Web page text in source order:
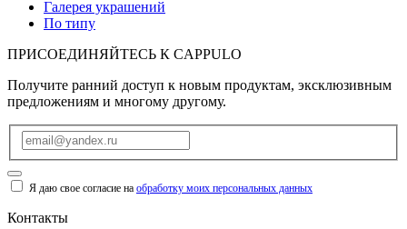
Галерея украшений
По типу
ПРИСОЕДИНЯЙТЕСЬ К CAPPULO
Получите ранний доступ к новым продуктам, эксклюзивным
предложениям и многому другому.
Я даю свое согласие на обработку моих персональных данных
Контакты